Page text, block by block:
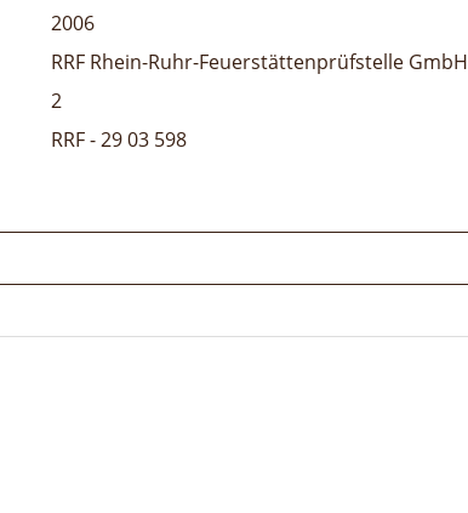
2006
RRF Rhein-Ruhr-Feuerstättenprüfstelle GmbH
2
RRF - 29 03 598